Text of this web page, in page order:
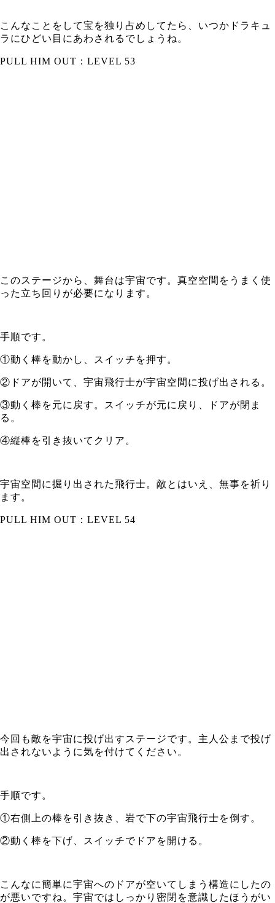
こんなことをして宝を独り占めしてたら、いつかドラキュ
ラにひどい目にあわされるでしょうね。
PULL HIM OUT：LEVEL 53
このステージから、舞台は宇宙です。真空空間をうまく使
った立ち回りが必要になります。
手順です。
①動く棒を動かし、スイッチを押す。
②ドアが開いて、宇宙飛行士が宇宙空間に投げ出される。
③動く棒を元に戻す。スイッチが元に戻り、ドアが閉ま
る。
④縦棒を引き抜いてクリア。
宇宙空間に掘り出された飛行士。敵とはいえ、無事を祈り
ます。
PULL HIM OUT：LEVEL 54
今回も敵を宇宙に投げ出すステージです。主人公まで投げ
出されないように気を付けてください。
手順です。
①右側上の棒を引き抜き、岩で下の宇宙飛行士を倒す。
②動く棒を下げ、スイッチでドアを開ける。
こんなに簡単に宇宙へのドアが空いてしまう構造にしたの
が悪いですね。宇宙ではしっかり密閉を意識したほうがい